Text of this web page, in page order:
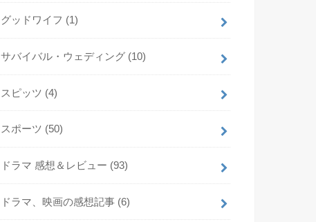
グッドワイフ (1)
サバイバル・ウェディング (10)
スピッツ (4)
スポーツ (50)
ドラマ 感想＆レビュー (93)
ドラマ、映画の感想記事 (6)